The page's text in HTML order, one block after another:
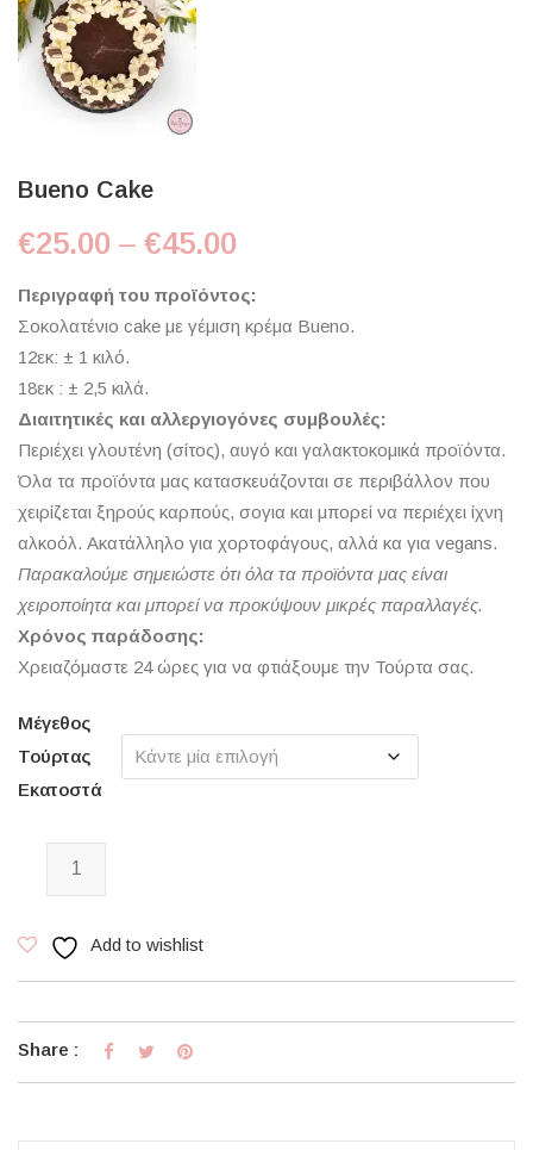
Bueno Cake
€25.00 – €45.00
Περιγραφή του προϊόντος:
Σοκολατένιο cake με γέμιση κρέμα Bueno.
12εκ: ± 1 κιλό.
18εκ : ± 2,5 κιλά.
Διαιτητικές και αλλεργιογόνες συμβουλές:
Περιέχει γλουτένη (σίτος), αυγό και γαλακτοκομικά προϊόντα.
Όλα τα προϊόντα μας κατασκευάζονται σε περιβάλλον που
χειρίζεται ξηρούς καρπούς, σογια και μπορεί να περιέχει ίχνη
αλκοόλ. Ακατάλληλο για χορτοφάγους, αλλά κα για vegans.
Παρακαλούμε σημειώστε ότι όλα τα προϊόντα μας είναι
χειροποίητα και μπορεί να προκύψουν μικρές παραλλαγές.
Χρόνος παράδοσης:
Χρειαζόμαστε 24 ώρες για να φτιάξουμε την Τούρτα σας.
Μέγεθος
Τούρτας
Εκατοστά
Bueno Cake ποσότητα
Add to wishlist
Share :